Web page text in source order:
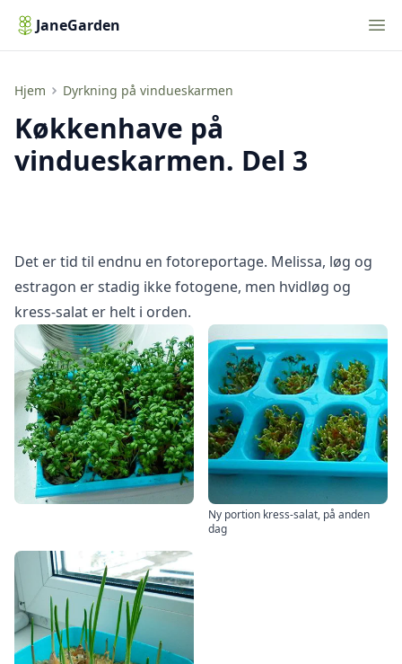
JaneGarden
Hjem Dyrkning på vindueskarmen
Køkkenhave på vindueskarmen. Del 3
Køkkenhave på
vindueskarmen. Del 3
Det er tid til endnu en fotoreportage. Melissa, løg og
estragon er stadig ikke fotogene, men hvidløg og
kress-salat er helt i orden.
Ny portion kress-salat, på anden
dag